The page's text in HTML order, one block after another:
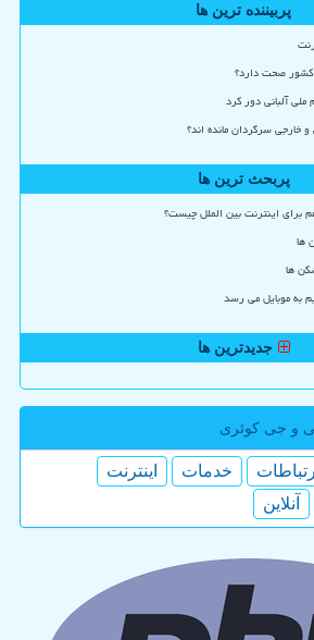
پربیننده ترین ها
کشور صحت دارد؟
آلبانی دور کرد
خارجی سرگردان مانده اند؟
پربحث ترین ها
ها
ها
به موبایل می رسد
جدیدترین ها
و جی كوئری
ارتباطات خدمات
اینترنت
آنلاین